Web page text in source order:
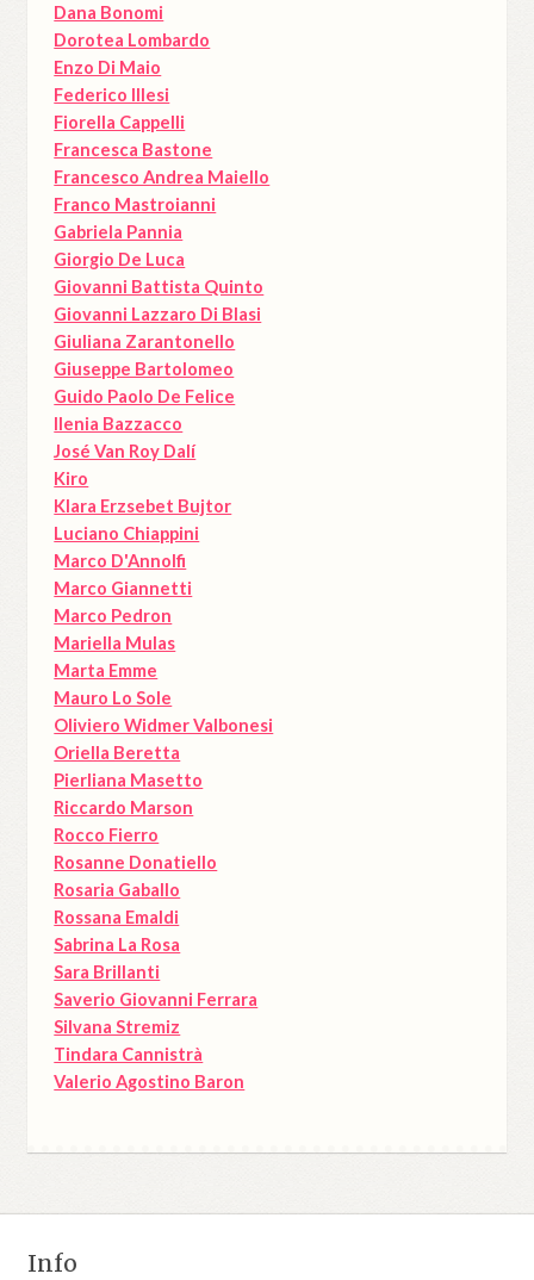
Dana Bonomi
Dorotea Lombardo
Enzo Di Maio
Federico Illesi
Fiorella Cappelli
Francesca Bastone
Francesco Andrea Maiello
Franco Mastroianni
Gabriela Pannia
Giorgio De Luca
Giovanni Battista Quinto
Giovanni Lazzaro Di Blasi
Giuliana Zarantonello
Giuseppe Bartolomeo
Guido Paolo De Felice
Ilenia Bazzacco
José Van Roy Dalí
Kiro
Klara Erzsebet Bujtor
Luciano Chiappini
Marco D'Annolfi
Marco Giannetti
Marco Pedron
Mariella Mulas
Marta Emme
Mauro Lo Sole
Oliviero Widmer Valbonesi
Oriella Beretta
Pierliana Masetto
Riccardo Marson
Rocco Fierro
Rosanne Donatiello
Rosaria Gaballo
Rossana Emaldi
Sabrina La Rosa
Sara Brillanti
Saverio Giovanni Ferrara
Silvana Stremiz
Tindara Cannistrà
Valerio Agostino Baron
Info